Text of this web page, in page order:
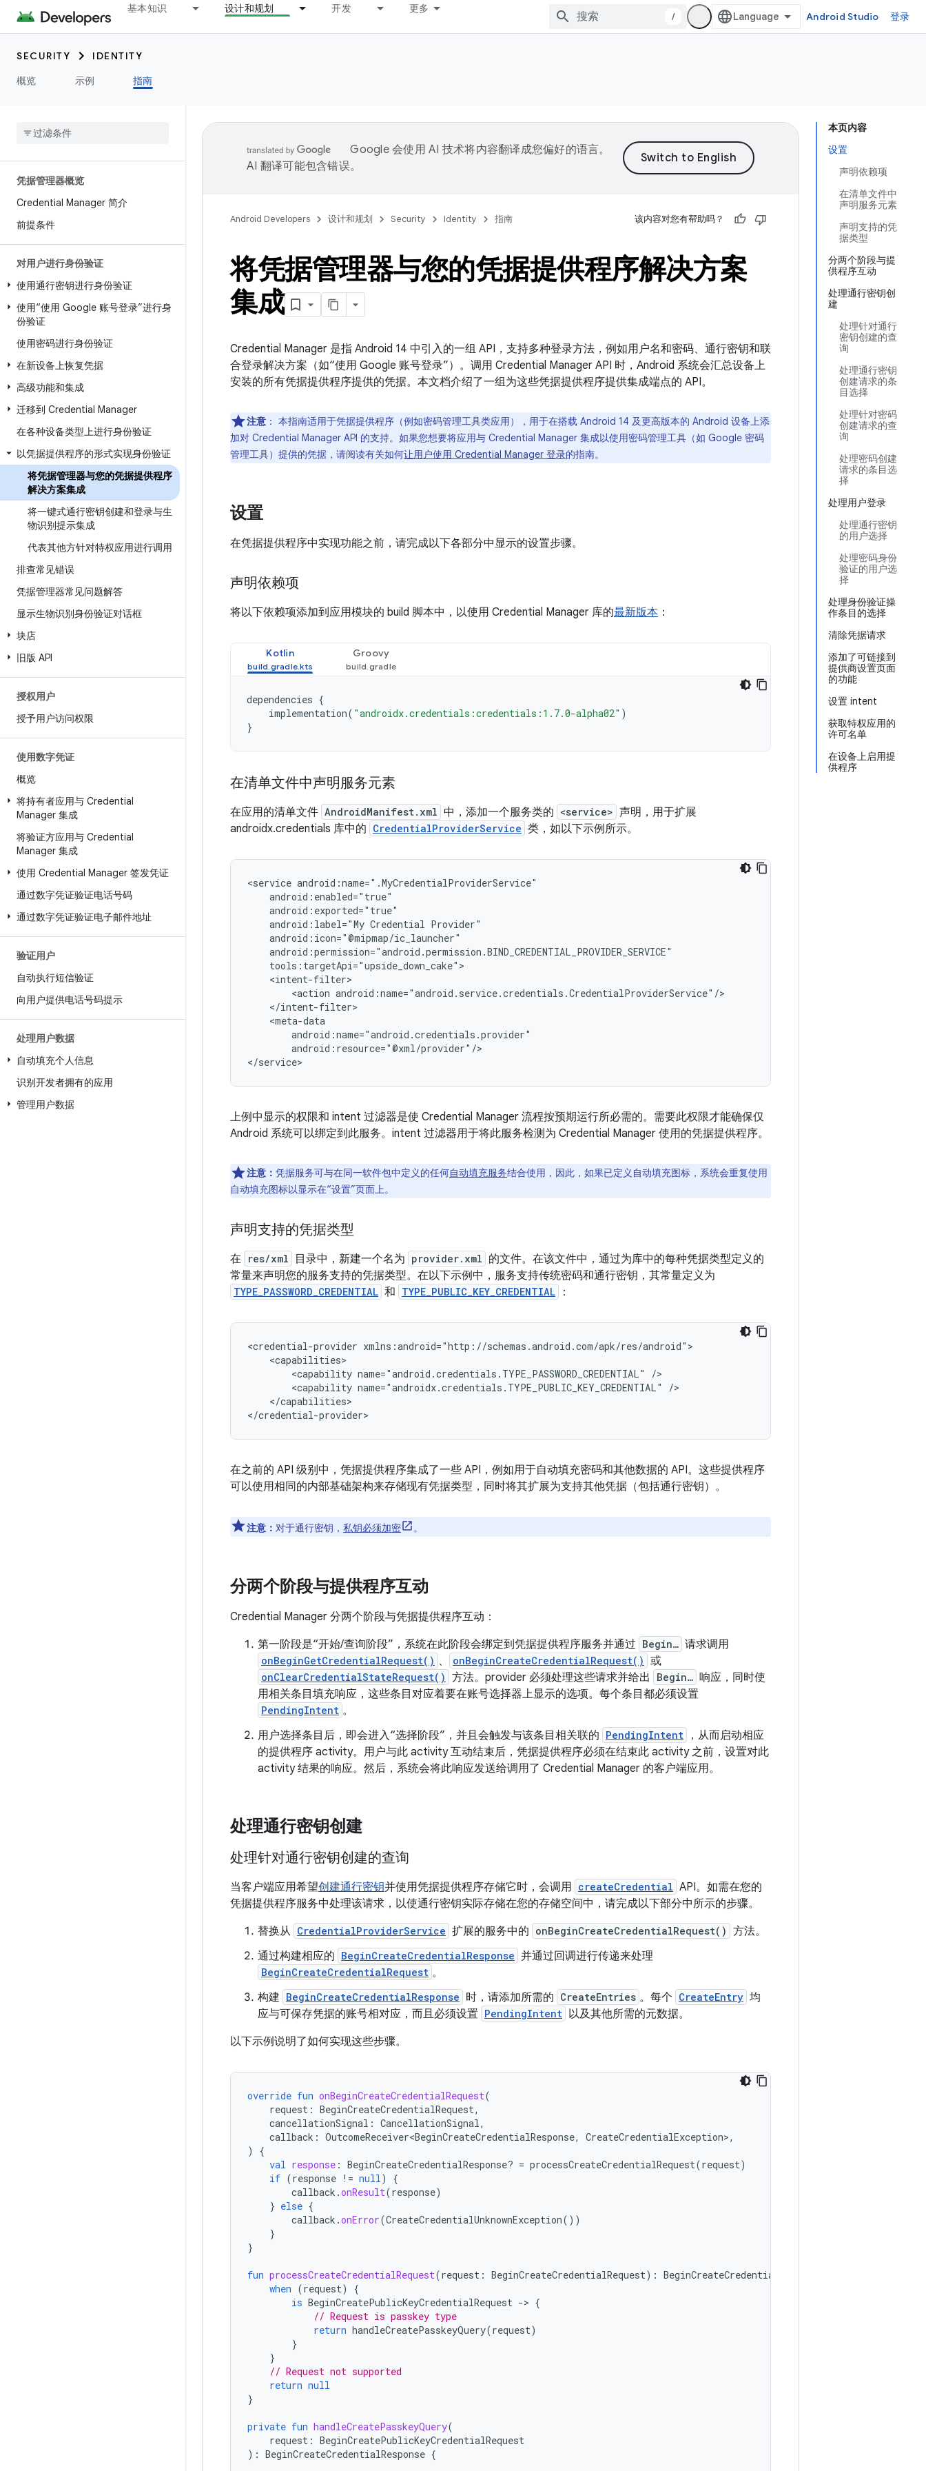
基本知识 设计和规划 开发 更多
/ Android Studio 登录
SECURITY
IDENTITY
概览
示例 指南
凭据管理器概览
Credential Manager 简介
前提条件
对用户进行身份验证
使用通行密钥进行身份验证
使用“使用 Google 账号登录”进行身
份验证
使用密码进行身份验证
在新设备上恢复凭据
高级功能和集成
迁移到 Credential Manager
在各种设备类型上进行身份验证
以凭据提供程序的形式实现身份验证
将凭据管理器与您的凭据提供程序
解决方案集成
将一键式通行密钥创建和登录与生
物识别提示集成
代表其他方针对特权应用进行调用
排查常见错误
凭据管理器常见问题解答
显示生物识别身份验证对话框
块店
旧版 API
授权用户
授予用户访问权限
使用数字凭证
概览
将持有者应用与 Credential
Manager 集成
将验证方应用与 Credential
Manager 集成
使用 Credential Manager 签发凭证
通过数字凭证验证电话号码
通过数字凭证验证电子邮件地址
验证用户
自动执行短信验证
向用户提供电话号码提示
处理用户数据
自动填充个人信息
识别开发者拥有的应用
管理用户数据
本页内容
设置
声明依赖项
在清单文件中
声明服务元素
声明支持的凭
据类型
分两个阶段与提
供程序互动
处理通行密钥创
建
处理针对通行
密钥创建的查
询
处理通行密钥
创建请求的条
目选择
处理针对密码
创建请求的查
询
处理密码创建
请求的条目选
择
处理用户登录
处理通行密钥
的用户选择
处理密码身份
验证的用户选
择
处理身份验证操
作条目的选择
清除凭据请求
添加了可链接到
提供商设置页面
的功能
设置 intent
获取特权应用的
许可名单
在设备上启用提
供程序
Google 会使用 AI 技术将内容翻译成您偏好的语言。
AI 翻译可能包含错误。
Android Developers 设计和规划 Security Identity 指南 该内容对您有帮助吗？
将凭据管理器与您的凭据提供程序解决方案
集成
Credential Manager 是指 Android 14 中引入的一组 API，支持多种登录方法，例如用户名和密码、通行密钥和联
合登录解决方案（如“使用 Google 账号登录”）。调用 Credential Manager API 时，Android 系统会汇总设备上
安装的所有凭据提供程序提供的凭据。本文档介绍了一组为这些凭据提供程序提供集成端点的 API。
注意 ： 本指南适用于凭据提供程序（例如密码管理工具类应用），用于在搭载 Android 14 及更高版本的 Android 设备上添
加对 Credential Manager API 的支持。如果您想要将应用与 Credential Manager 集成以使用密码管理工具（如 Google 密码
管理工具）提供的凭据，请阅读有关如何让用户使用 Credential Manager 登录的指南。
设置
在凭据提供程序中实现功能之前，请完成以下各部分中显示的设置步骤。
声明依赖项
将以下依赖项添加到应用模块的 build 脚本中，以使用 Credential Manager 库的最新版本 ：
Kotlin Groovy
dependencies {
implementation( "androidx.credentials:credentials:1.7.0-alpha02" )
}
在清单文件中声明服务元素
在应用的清单文件 AndroidManifest.xml 中，添加一个服务类的 <service> 声明，用于扩展
androidx.credentials 库中的 CredentialProviderService 类，如以下示例所示。
<service
android:label="My Credential
<action
android:resource="@xml/provider"/>
上例中显示的权限和 intent 过滤器是使 Credential Manager 流程按预期运行所必需的。需要此权限才能确保仅
Android 系统可以绑定到此服务。intent 过滤器用于将此服务检测为 Credential Manager 使用的凭据提供程序。
注意： 凭据服务可与在同一软件包中定义的任何自动填充服务结合使用，因此，如果已定义自动填充图标，系统会重复使用
自动填充图标以显示在“设置”页面上。
声明支持的凭据类型
在 res/xml 目录中，新建一个名为 provider.xml 的文件。在该文件中，通过为库中的每种凭据类型定义的
常量来声明您的服务支持的凭据类型。在以下示例中，服务支持传统密码和通行密钥，其常量定义为
TYPE_PASSWORD_CREDENTIAL 和 TYPE_PUBLIC_KEY_CREDENTIAL ：
<credential-provider
<capability name="android.credentials.TYPE_PASSWORD_CREDENTIAL"
<capability name="androidx.credentials.TYPE_PUBLIC_KEY_CREDENTIAL"
</capabilities>
在之前的 API 级别中，凭据提供程序集成了一些 API，例如用于自动填充密码和其他数据的 API。这些提供程序
可以使用相同的内部基础架构来存储现有凭据类型，同时将其扩展为支持其他凭据（包括通行密钥）。
注意： 对于通行密钥， 私钥必须加密 。
分两个阶段与提供程序互动
Credential Manager 分两个阶段与凭据提供程序互动：
第一阶段是“开始/查询阶段” ，系统在此阶段会绑定到凭据提供程序服务并通过 Begin… 请求调用
onBeginGetCredentialRequest() 、 onBeginCreateCredentialRequest() 或
onClearCredentialStateRequest() 方法。provider 必须处理这些请求并给出 Begin… 响应，同时使
用相关条目填充响应，这些条目对应着要在账号选择器上显示的选项。每个条目都必须设置
PendingIntent 。
用户选择条目后，即会进入“选择阶段” ，并且会触发与该条目相关联的 PendingIntent
，从而启动相应
的提供程序 activity。用户与此 activity 互动结束后，凭据提供程序必须在结束此 activity 之前，设置对此
activity 结果的响应。然后，系统会将此响应发送给调用了 Credential Manager 的客户端应用。
处理通行密钥创建
处理针对通行密钥创建的查询
当客户端应用希望创建通行密钥并使用凭据提供程序存储它时，会调用 createCredential API。如需在您的
凭据提供程序服务中处理该请求，以使通行密钥实际存储在您的存储空间中，请完成以下部分中所示的步骤。
替换从 CredentialProviderService 扩展的服务中的 onBeginCreateCredentialRequest() 方法。
通过构建相应的 BeginCreateCredentialResponse 并通过回调进行传递来处理
BeginCreateCredentialRequest 。
构建 BeginCreateCredentialResponse 时，请添加所需的 CreateEntries 。每个 CreateEntry 均
应与可保存凭据的账号相对应，而且必须设置 PendingIntent 以及其他所需的元数据。
以下示例说明了如何实现这些步骤。
override fun onBeginCreateCredentialRequest(
request : BeginCreateCredentialRequest,
cancellationSignal : CancellationSignal,
callback : OutcomeReceiver<BeginCreateCredentialResponse, CreateCredentialException>,
)
{
val response : BeginCreateCredentialResponse? = processCreateCredentialRequest(request)
if (response != null)
{
callback .onResult(response)
} else {
callback .onError(CreateCredentialUnknownException())
}
}
fun processCreateCredentialRequest(request : BeginCreateCredentialRequest): BeginCreateCredentialResponse?
when (request)
{
is BeginCreatePublicKeyCredentialRequest -> {
// Request is passkey type
return handleCreatePasskeyQuery(request)
}
}
// Request not supported
return null
}
private fun handleCreatePasskeyQuery(
request : BeginCreatePublicKeyCredentialRequest
): BeginCreateCredentialResponse {